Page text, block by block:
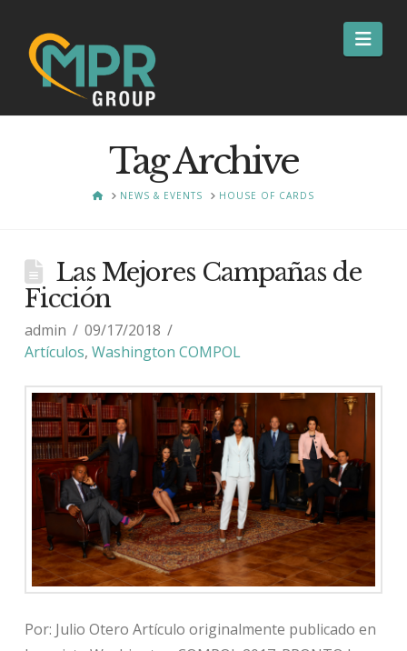
Tag Archive
HOMENEWS & EVENTS HOUSE OF CARDS
Las Mejores Campañas de
Ficción
admin
09/17/2018
Artículos, Washington COMPOL
Por: Julio Otero Artículo originalmente publicado en